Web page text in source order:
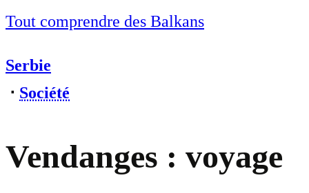
Tout comprendre des Balkans
Serbie
⋅ Société
Vendanges : voyage